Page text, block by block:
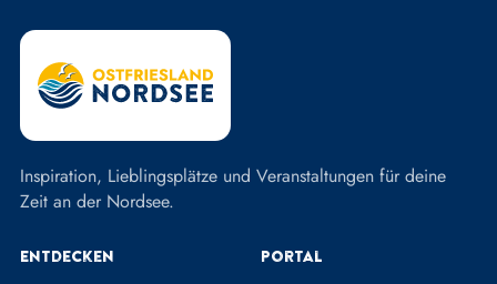
Inspiration, Lieblingsplätze und Veranstaltungen für deine
Zeit an der Nordsee.
Entdecken
Portal